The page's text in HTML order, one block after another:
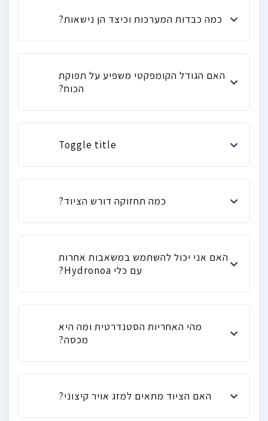
כמה כבדות המערכות וכיצד הן נישאות?
האם הגודל הקומפקטי משפיע על תפוקת
הכוח?
Toggle title
כמה תחזוקה דורש הציוד?
האם אני יכול להשתמש במשאבות אחרות
עם כלי Hydronoa?
מהי האחריות הסטנדרטית ומה היא
מכסה?
האם הציוד מתאים למזג אויר קיצוני?